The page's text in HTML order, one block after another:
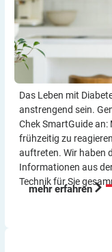
Das Leben mit
anstrengend sein.
Chek SmartGuide
frühzeitig zu
auftreten. Wir haben
Informationen aus
Technik für Sie
mehr erfahren